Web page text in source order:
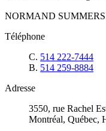
NORMAND
Téléphone
C. 514 222-7444
B. 514 259-8884
Adresse
3550, rue Rachel
Montréal, Québec,